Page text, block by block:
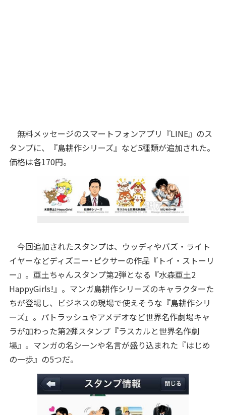
無料メッセージのスマートフォンアプリ『LINE』のス
タンプに、『島耕作シリーズ』など5種類が追加された。
価格は各170円。
今回追加されたスタンプは、ウッディやバズ・ライト
イヤーなどディズニー･ピクサーの作品『トイ・ストーリ
ー』。亜土ちゃんスタンプ第2弾となる『水森亜土2
HappyGirls!』。マンガ島耕作シリーズのキャラクターた
ちが登場し、ビジネスの現場で使えそうな『島耕作シリ
ーズ』。パトラッシュやアメデオなど世界名作劇場キャ
ラが加わった第2弾スタンプ『ラスカルと世界名作劇
場』。マンガの名シーンや名言が盛り込まれた『はじめ
の一歩』の5つだ。